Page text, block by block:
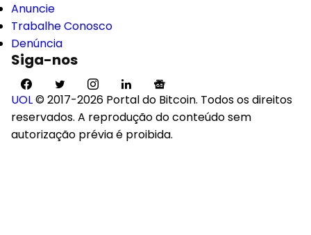
Anuncie
Trabalhe Conosco
Denúncia
Siga-nos
UOL© 2017-2026 Portal do Bitcoin. Todos os direitos
reservados. A reprodução do conteúdo sem
autorização prévia é proibida.